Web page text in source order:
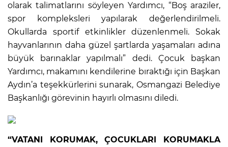
olarak talimatlarını söyleyen Yardımcı, “Boş araziler,
spor kompleksleri yapılarak değerlendirilmeli.
Okullarda sportif etkinlikler düzenlenmeli. Sokak
hayvanlarının daha güzel şartlarda yaşamaları adına
büyük barınaklar yapılmalı” dedi. Çocuk başkan
Yardımcı, makamını kendilerine bıraktığı için Başkan
Aydın’a teşekkürlerini sunarak, Osmangazi Belediye
Başkanlığı görevinin hayırlı olmasını diledi.
“VATANI KORUMAK, ÇOCUKLARI KORUMAKLA